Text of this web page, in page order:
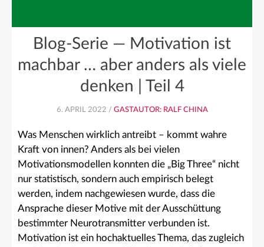
Blog-Serie — Motivation ist
machbar … aber anders als viele
denken | Teil 4
6. APRIL 2022 / GASTAUTOR: RALF CHINA
Was Menschen wirklich antreibt – kommt wahre
Kraft von innen? Anders als bei vielen
Motivationsmodellen konnten die „Big Three“ nicht
nur statistisch, sondern auch empirisch belegt
werden, indem nachgewiesen wurde, dass die
Ansprache dieser Motive mit der Ausschüttung
bestimmter Neurotransmitter verbunden ist.
Motivation ist ein hochaktuelles Thema, das zugleich